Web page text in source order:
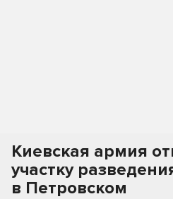
Киевская армия
участку
в Петровском